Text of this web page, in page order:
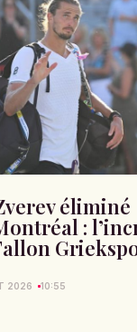
éliminé
:
2026 10:55